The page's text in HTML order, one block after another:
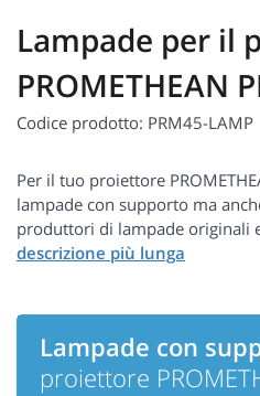
Lampade per il
PROMETHEAN
Codice prodotto: PRM45-LAMP
Per il tuo proiettore
lampade con supporto ma
produttori di lampade originali
Lampade con
proiettore